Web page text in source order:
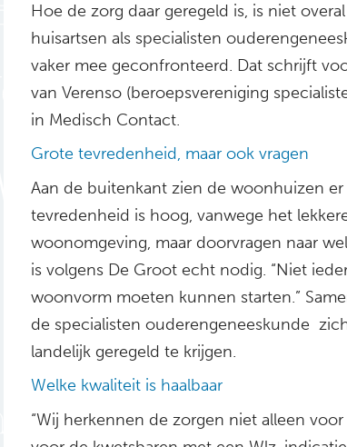
Hoe de zorg daar geregeld is, is niet
huisartsen als specialisten
vaker mee geconfronteerd. Dat schrijft
van Verenso (beroepsvereniging
in Medisch Contact.
Grote tevredenheid, maar ook vragen
Aan de buitenkant zien de woonhuizen
tevredenheid is hoog, vanwege het
woonomgeving, maar doorvragen naar
is volgens De Groot echt nodig. “Niet
woonvorm moeten kunnen starten.”
de specialisten ouderengeneeskunde
landelijk geregeld te krijgen.
Welke kwaliteit is haalbaar
“Wij herkennen de zorgen niet alleen